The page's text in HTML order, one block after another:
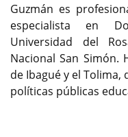
Guzmán es
especialista en
Universidad del
Nacional San Simón.
de Ibagué y el
políticas públicas